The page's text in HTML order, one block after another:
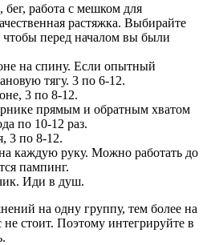
бег, работа с мешком для
растяжка. Выбирайте
чтобы перед началом вы были
на спину. Если опытный
тягу. 3 по 6-12.
3 по 8-12.
прямым и обратным хватом
по 10-12 раз.
3 по 8-12.
каждую руку. Можно работать до
пампинг.
Иди в душ.
на одну группу, тем более на
стоит. Поэтому интегрируйте в